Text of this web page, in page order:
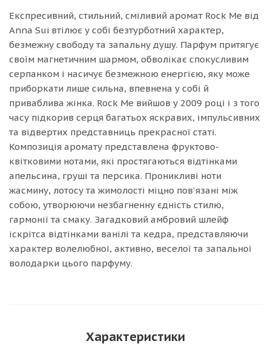
Експресивний, стильний, сміливий аромат Rock Me від
Anna Sui втілює у собі безтурботний характер,
безмежну свободу та запальну душу. Парфум притягує
своїм магнетичним шармом, обволікає спокусливим
серпанком і насичує безмежною енергією, яку може
приборкати лише сильна, впевнена у собі й
приваблива жінка. Rock Me вийшов у 2009 році і з того
часу підкорив серця багатьох яскравих, імпульсивних
та відвертих представниць прекрасної статі.
Композиція аромату представлена фруктово-
квітковими нотами, які простягаються відтінками
апельсина, груші та персика. Проникливі ноти
жасмину, лотосу та жимолості міцно пов'язані між
собою, утворюючи незбагненну єдність стилю,
гармонії та смаку. Загадковий амбровий шлейф
іскрітса відтінками ванілі та кедра, представляючи
характер волелюбної, активно, веселої та запальної
володарки цього парфуму.
Характеристики